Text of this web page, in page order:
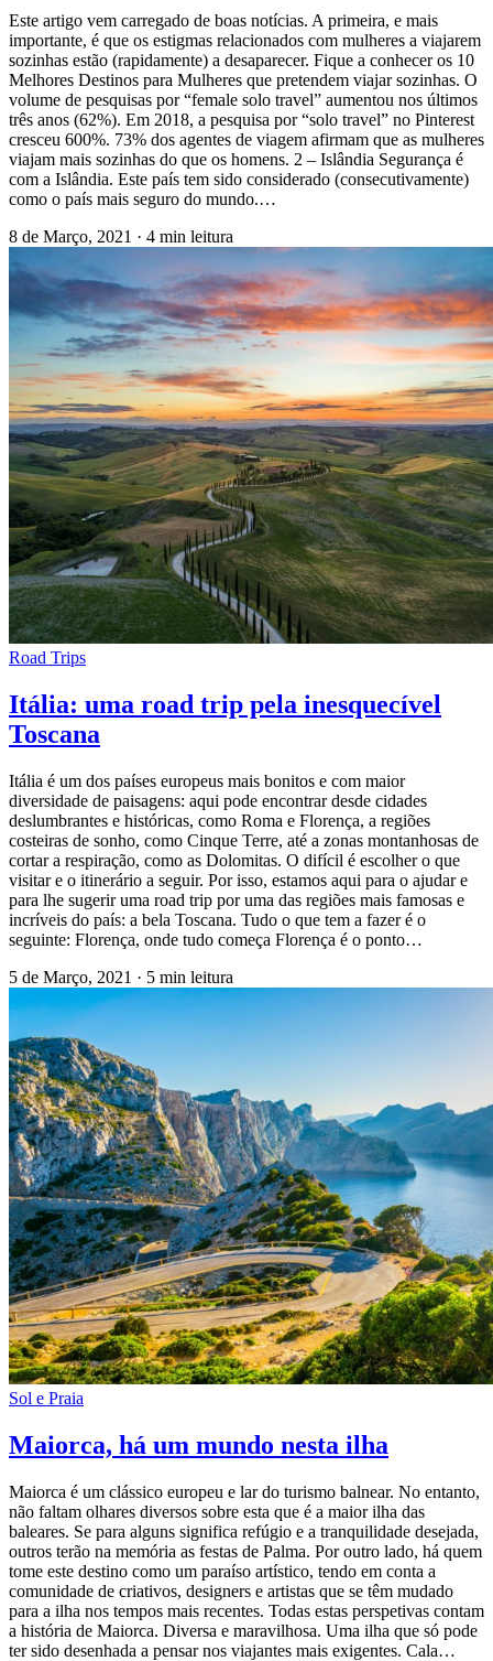
Este artigo vem carregado de boas notícias. A primeira, e mais
importante, é que os estigmas relacionados com mulheres a viajarem
sozinhas estão (rapidamente) a desaparecer. Fique a conhecer os 10
Melhores Destinos para Mulheres que pretendem viajar sozinhas. O
volume de pesquisas por “female solo travel” aumentou nos últimos
três anos (62%). Em 2018, a pesquisa por “solo travel” no Pinterest
cresceu 600%. 73% dos agentes de viagem afirmam que as mulheres
viajam mais sozinhas do que os homens. 2 – Islândia Segurança é
com a Islândia. Este país tem sido considerado (consecutivamente)
como o país mais seguro do mundo.…
8 de Março, 2021 · 4 min leitura
Road Trips
Itália: uma road trip pela inesquecível
Toscana
Itália é um dos países europeus mais bonitos e com maior
diversidade de paisagens: aqui pode encontrar desde cidades
deslumbrantes e históricas, como Roma e Florença, a regiões
costeiras de sonho, como Cinque Terre, até a zonas montanhosas de
cortar a respiração, como as Dolomitas. O difícil é escolher o que
visitar e o itinerário a seguir. Por isso, estamos aqui para o ajudar e
para lhe sugerir uma road trip por uma das regiões mais famosas e
incríveis do país: a bela Toscana. Tudo o que tem a fazer é o
seguinte: Florença, onde tudo começa Florença é o ponto…
5 de Março, 2021 · 5 min leitura
Sol e Praia
Maiorca, há um mundo nesta ilha
Maiorca é um clássico europeu e lar do turismo balnear. No entanto,
não faltam olhares diversos sobre esta que é a maior ilha das
baleares. Se para alguns significa refúgio e a tranquilidade desejada,
outros terão na memória as festas de Palma. Por outro lado, há quem
tome este destino como um paraíso artístico, tendo em conta a
comunidade de criativos, designers e artistas que se têm mudado
para a ilha nos tempos mais recentes. Todas estas perspetivas contam
a história de Maiorca. Diversa e maravilhosa. Uma ilha que só pode
ter sido desenhada a pensar nos viajantes mais exigentes. Cala…